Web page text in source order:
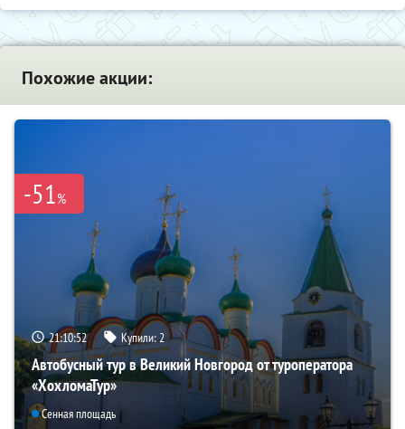
Похожие акции:
-51%
21:10:51 Купили:2
Автобусный тур в Великий Новгород от туроператора
«ХохломаТур»
Сенная площадь